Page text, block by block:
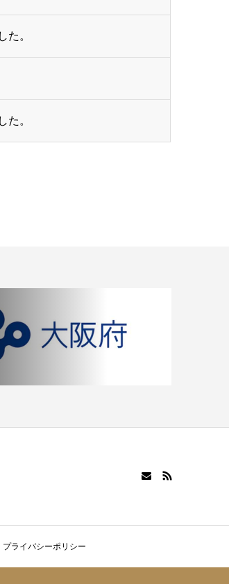
た。
た。
プライバシーポリシー